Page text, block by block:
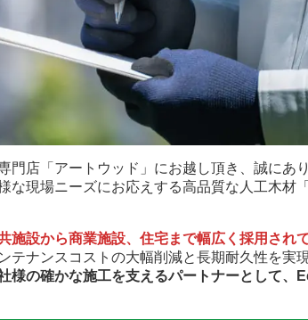
門店「アートウッド」にお越し頂き、誠にあ
な現場ニーズにお応えする高品質な人工木材
施設から商業施設、住宅まで幅広く採用され
テナンスコストの大幅削減と長期耐久性を実
様の確かな施工を支えるパートナーとして、